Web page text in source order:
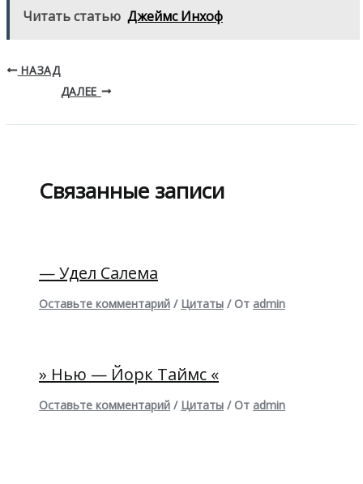
Читать статью Джеймс Инхоф
НАЗАД
ДАЛЕЕ
Связанные записи
— Удел Салема
Оставьте комментарий / Цитаты / От admin
» Нью — Йорк Таймс «
Оставьте комментарий / Цитаты / От admin